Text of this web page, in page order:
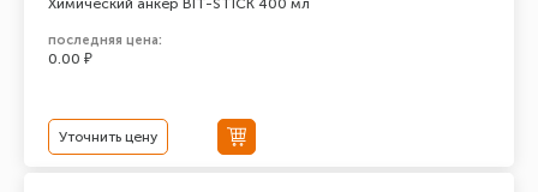
Химический анкер BIT-STICK 400 мл
последняя цена:
0.00 ₽
Уточнить цену